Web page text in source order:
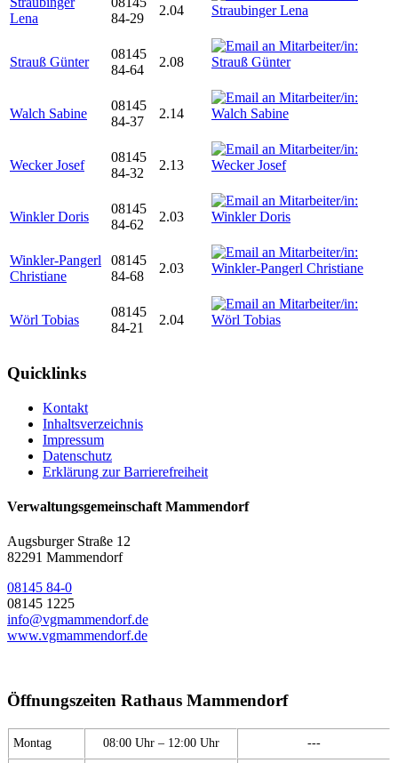
Lena
84-29
2.04
Strauß Günter
08145
84-64
2.08
Walch Sabine
08145
84-37
2.14
Wecker Josef
08145
84-32
2.13
Winkler Doris
08145
84-62
2.03
Winkler-Pangerl
Christiane
08145
84-68
2.03
Wörl Tobias
08145
84-21
2.04
Quicklinks
Kontakt
Inhaltsverzeichnis
Impressum
Datenschutz
Erklärung zur Barrierefreiheit
Verwaltungsgemeinschaft Mammendorf
Augsburger Straße 12
82291 Mammendorf
08145 84-0
08145 1225
info@vgmammendorf.de
www.vgmammendorf.de
Öffnungszeiten Rathaus Mammendorf
Montag 08:00 Uhr – 12:00 Uhr ---